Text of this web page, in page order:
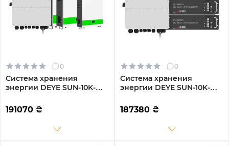
0
Система хранения
энергии DEYE SUN-10K-
LFP-W 10kW 15.36kWh
3BAT LiFePO4 6500 циклов
191070 ₴
0
Система хранения
энергии DEYE SUN-10K-
10kW 14.4kWh 3BAT
LiFePO4 6500 циклов
187380 ₴